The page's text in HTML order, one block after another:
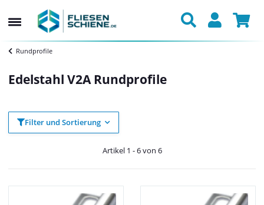
Rundprofile
Edelstahl V2A Rundprofile
Filter und Sortierung
Artikel 1 - 6 von 6